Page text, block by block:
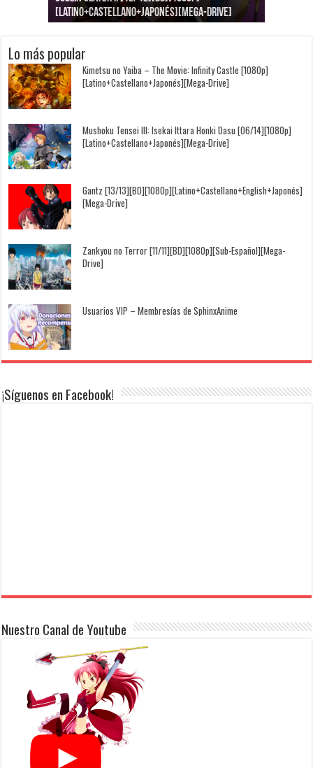
[Latino+Castellano+Japonés][Mega-Drive]
[Latino+Japonés][Mega-Drive]
[Latino+Castellano+Japonés][Mega-Drive]
[1080p][Sub-Español][Mega-Drive]
[Castellano+English+Japonés][Mega-Drive]
[1080p][Sub-Español][Mega-Drive]
Lo más popular
Kimetsu no Yaiba – The Movie: Infinity Castle [1080p]
[Latino+Castellano+Japonés][Mega-Drive]
Mushoku Tensei III: Isekai Ittara Honki Dasu [06/14][1080p]
[Latino+Castellano+Japonés][Mega-Drive]
Gantz [13/13][BD][1080p][Latino+Castellano+English+Japonés]
[Mega-Drive]
Zankyou no Terror [11/11][BD][1080p][Sub-Español][Mega-
Drive]
Usuarios VIP – Membresías de SphinxAnime
¡Síguenos en Facebook!
Nuestro Canal de Youtube